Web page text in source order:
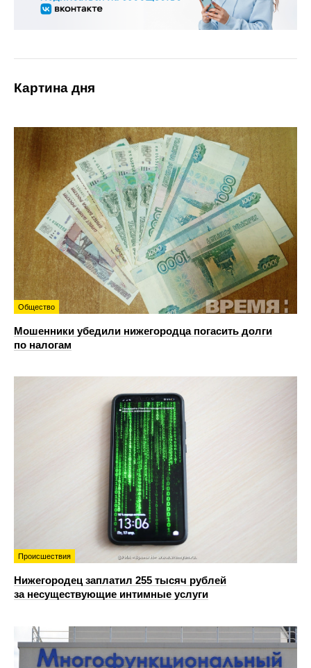
Картина дня
Общество
Мошенники убедили нижегородца погасить долги
по налогам
Происшествия
Нижегородец заплатил 255 тысяч рублей
за несуществующие интимные услуги